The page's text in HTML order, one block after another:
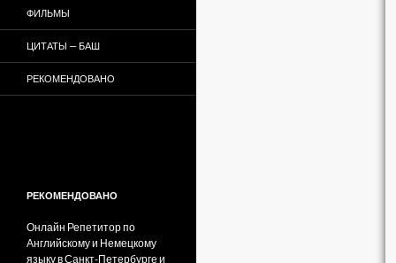
ФИЛЬМЫ
ЦИТАТЫ — БАШ
РЕКОМЕНДОВАНО
РЕКОМЕНДОВАНО
Онлайн Репетитор по
Английскому и Немецкому
языку в Санкт-Петербурге и